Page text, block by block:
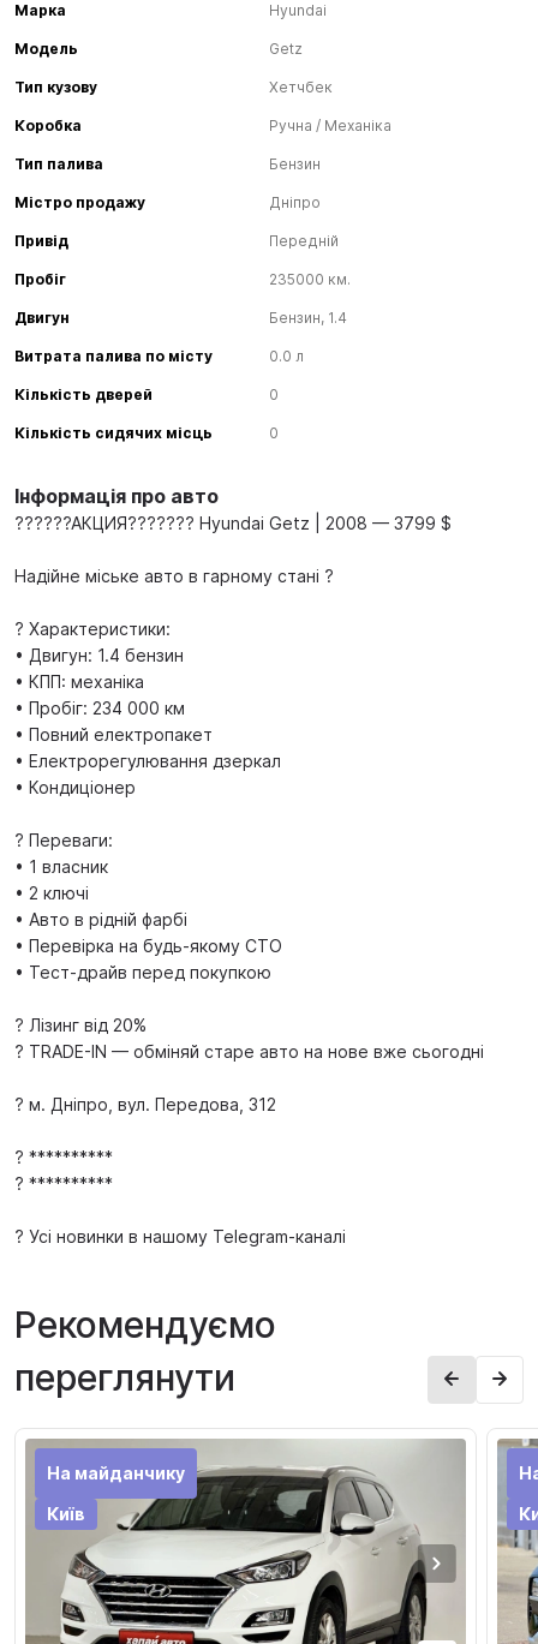
Інформація про авто
??????АКЦИЯ??????? Hyundai Getz | 2008 — 3799 $
Надійне міське авто в гарному стані ?
? Характеристики:
• Двигун: 1.4 бензин
• КПП: механіка
• Пробіг: 234 000 км
• Повний електропакет
• Електрорегулювання дзеркал
• Кондиціонер
? Переваги:
• 1 власник
• 2 ключі
• Авто в рідній фарбі
• Перевірка на будь-якому СТО
• Тест-драйв перед покупкою
? Лізинг від 20%
? TRADE-IN — обміняй старе авто на нове вже сьогодні
? м. Дніпро, вул. Передова, 312
? **********
? **********
? Усі новинки в нашому Telegram-каналі
Марка Hyundai
Модель Getz
Тип кузову Хетчбек
Коробка Ручна / Механіка
Тип палива Бензин
Містро продажу Дніпро
Привід Передній
Пробіг 235000 км.
Двигун Бензин, 1.4
Витрата палива по місту 0.0 л
Кількість дверей 0
Кількість сидячих місць 0
Рекомендуємо
переглянути
На майданчику
Київ